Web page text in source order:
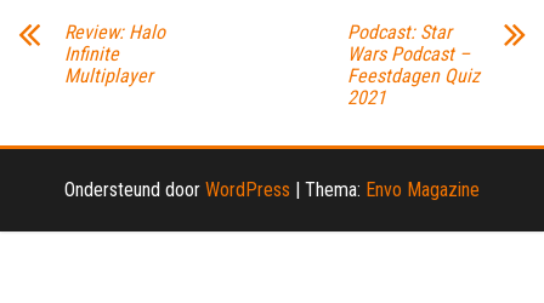
Review: Halo
Infinite
Multiplayer
Podcast: Star
Wars Podcast –
Feestdagen Quiz
2021
Ondersteund door WordPress | Thema: Envo Magazine